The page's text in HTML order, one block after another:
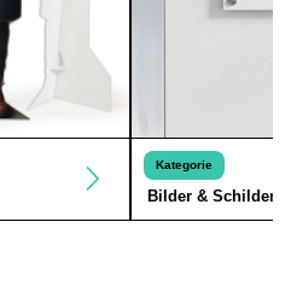
Kategorie
Bilder & Schilder